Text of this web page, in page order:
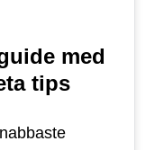
med
tips